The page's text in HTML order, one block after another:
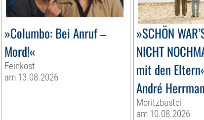
»Columbo: Bei Anruf –
Mord!«
Feinkost
am 13.08.2026
»SCHÖN
NICHT
mit den
André
Moritzbastei
am 10.08.2026